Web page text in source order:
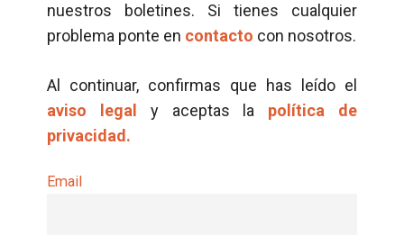
nuestros boletines. Si tienes cualquier
problema ponte en contacto con nosotros.
Al continuar, confirmas que has leído el
aviso legal
y aceptas la política de
privacidad.
Email